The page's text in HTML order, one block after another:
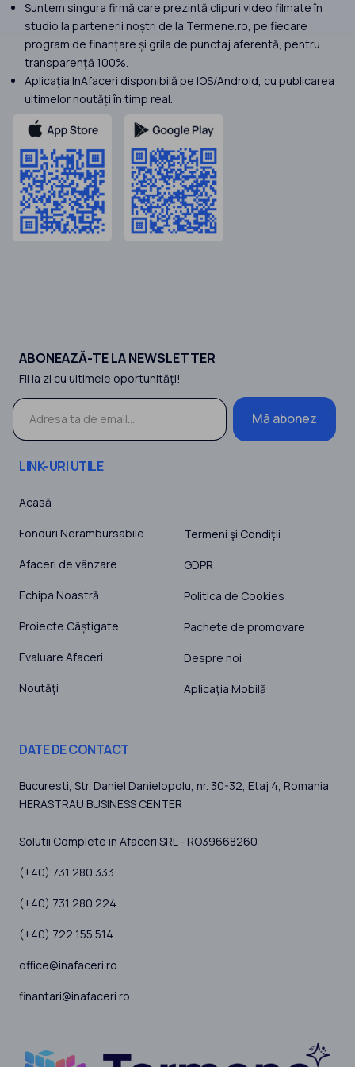
Suntem singura firmă care prezintă clipuri video filmate în
studio la partenerii noștri de la Termene.ro, pe fiecare
program de finanțare și grila de punctaj aferentă, pentru
transparență 100%.
Aplicația InAfaceri disponibilă pe IOS/Android, cu publicarea
ultimelor noutăți în timp real.
ABONEAZĂ-TE LA NEWSLETTER
Fii la zi cu ultimele oportunităţi!
Mă abonez
LINK-URI UTILE
Acasă
Fonduri Nerambursabile
Afaceri de vânzare
Echipa Noastră
Proiecte Câștigate
Evaluare Afaceri
Noutăţi
Termeni şi Condiţii
GDPR
Politica de Cookies
Pachete de promovare
Despre noi
Aplicaţia Mobilă
DATE DE CONTACT
Bucuresti, Str. Daniel Danielopolu, nr. 30-32, Etaj 4, Romania
HERASTRAU BUSINESS CENTER
Solutii Complete in Afaceri SRL - RO39668260
(+40) 731 280 333
(+40) 731 280 224
(+40) 722 155 514
office@inafaceri.ro
finantari@inafaceri.ro